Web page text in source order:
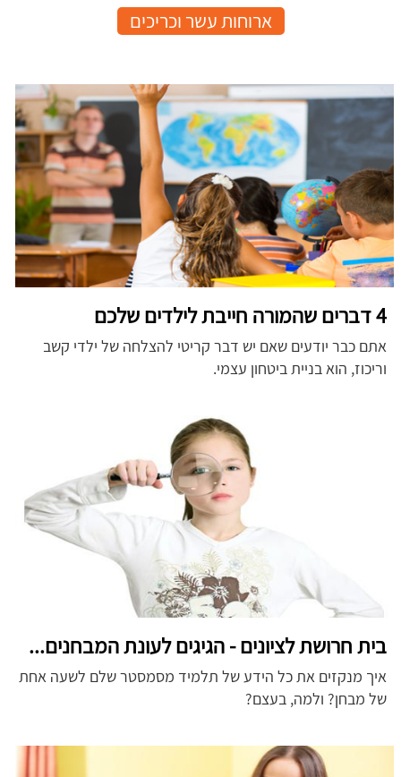
ארוחות עשר וכריכים
4 דברים שהמורה חייבת לילדים שלכם
אתם כבר יודעים שאם יש דבר קריטי להצלחה של ילדי קשב
וריכוז, הוא בניית ביטחון עצמי.
בית חרושת לציונים - הגיגים לעונת המבחנים...
איך מנקזים את כל הידע של תלמיד מסמסטר שלם לשעה אחת
של מבחן? ולמה, בעצם?